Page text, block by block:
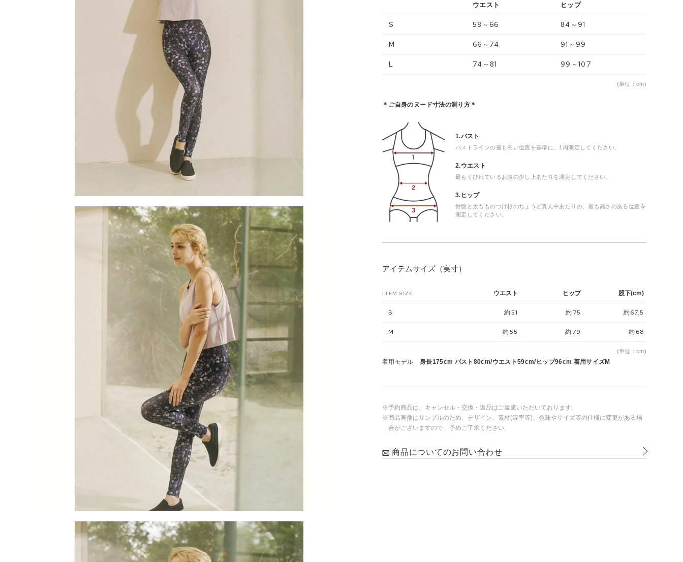
ウエスト ヒップ
S 58～66 84～91
M 66～74 91～99
L 74～81 99～107
(単位：cm)
＊ご自身のヌード寸法の測り方＊
1.バスト
バストラインの最も高い位置を基準に、1周測定してください。
2.ウエスト
最もくびれているお腹の少し上あたりを測定してください。
3.ヒップ
骨盤と太もものつけ根のちょうど真ん中あたりの、最も高さのある位置を
測定してください。
アイテムサイズ（実寸）
ITEM SIZE ウエスト ヒップ 股下(cm)
S 約51 約75 約67.5
M 約55 約79 約68
(単位：cm)
着用モデル 身長175cm バスト80cm/ウエスト59cm/ヒップ96cm 着用サイズM
※予約商品は、キャンセル・交換・返品はご遠慮いただいております。
※商品画像はサンプルのため、デザイン、素材(混率等)、色味やサイズ等の仕様に変更がある場
合がございますので、予めご了承ください。
商品についてのお問い合わせ